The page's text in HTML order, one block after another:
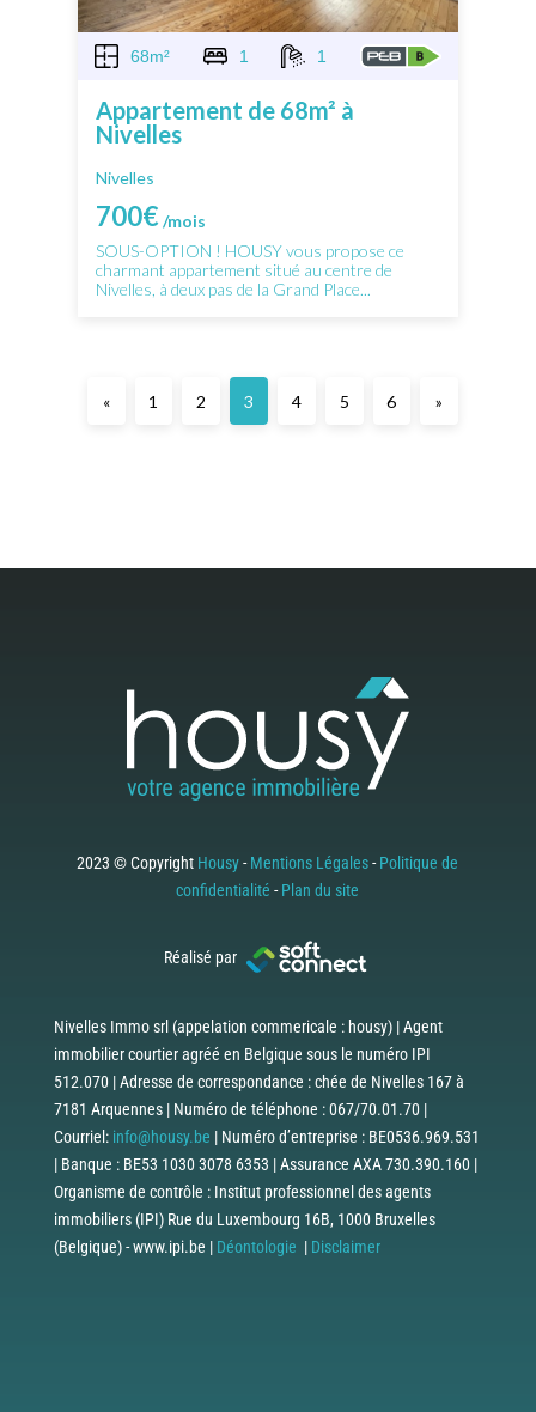
68m² 1 1
Appartement de 68m² à
Nivelles
Nivelles
700€/mois
SOUS-OPTION ! HOUSY vous propose ce
charmant appartement situé au centre de
Nivelles, à deux pas de la Grand Place...
« 1 2 3 4 5 6 »
2023 © Copyright Housy-Mentions Légales-Politique de
confidentialité -Plan du site
Réalisé par
Nivelles Immo srl (appelation commericale : housy) | Agent
immobilier courtier agréé en Belgique sous le numéro IPI
512.070 | Adresse de correspondance : chée de Nivelles 167 à
7181 Arquennes | Numéro de téléphone : 067/70.01.70 |
Courriel: info@housy.be | Numéro d’entreprise : BE0536.969.531
| Banque : BE53 1030 3078 6353 | Assurance AXA 730.390.160 |
Organisme de contrôle : Institut professionnel des agents
immobiliers (IPI) Rue du Luxembourg 16B, 1000 Bruxelles
(Belgique) - www.ipi.be | Déontologie | Disclaimer